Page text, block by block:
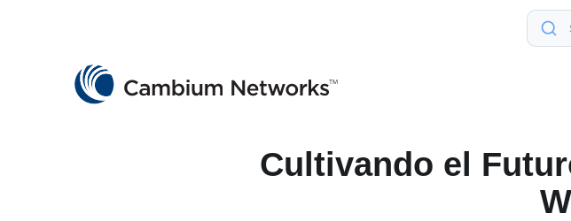
Cultivando el